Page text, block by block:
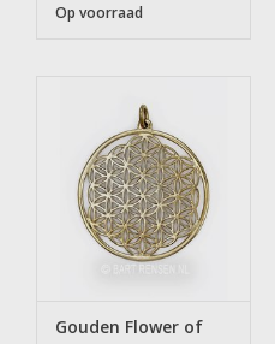
Op voorraad
Gouden Flower of